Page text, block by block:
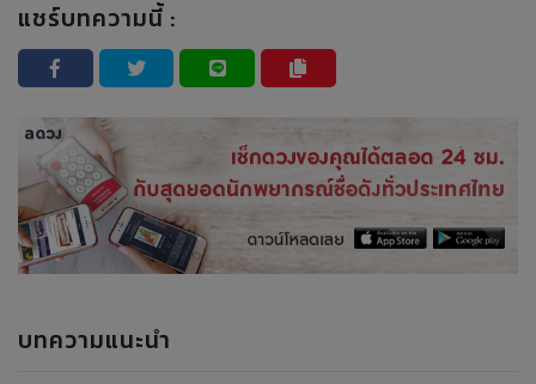
แชร์บทความนี้ :
บทความแนะนำ